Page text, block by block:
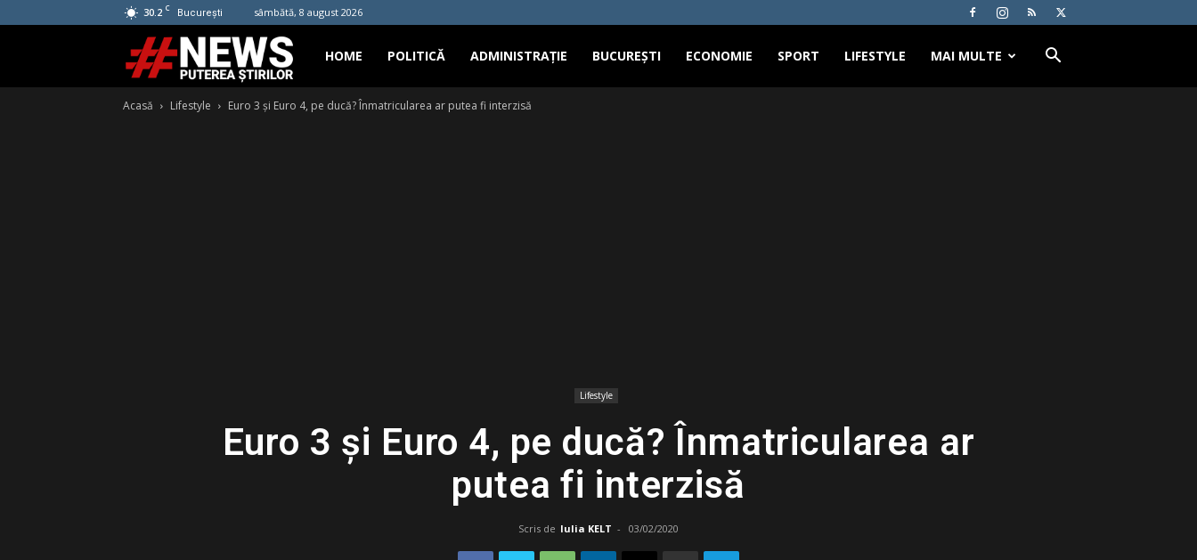
30.2 C București sâmbătă, 8 august 2026
Hashtag
News
HOME POLITICĂ ADMINISTRAȚIE BUCUREȘTI ECONOMIE SPORT LIFESTYLE MAI MULTE
Acasă Lifestyle Euro 3 și Euro 4, pe ducă? Înmatricularea ar putea fi interzisă
Lifestyle
Euro 3 și Euro 4, pe ducă? Înmatricularea ar
putea fi interzisă
Scris de Iulia KELT - 03/02/2020